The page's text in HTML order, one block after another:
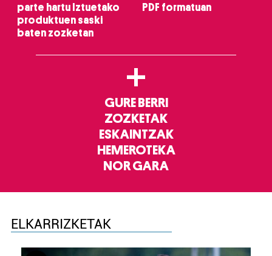
parte hartu Iztuetako
produktuen saski
baten zozketan
PDF formatuan
+
GURE BERRI
ZOZKETAK
ESKAINTZAK
HEMEROTEKA
NOR GARA
ELKARRIZKETAK